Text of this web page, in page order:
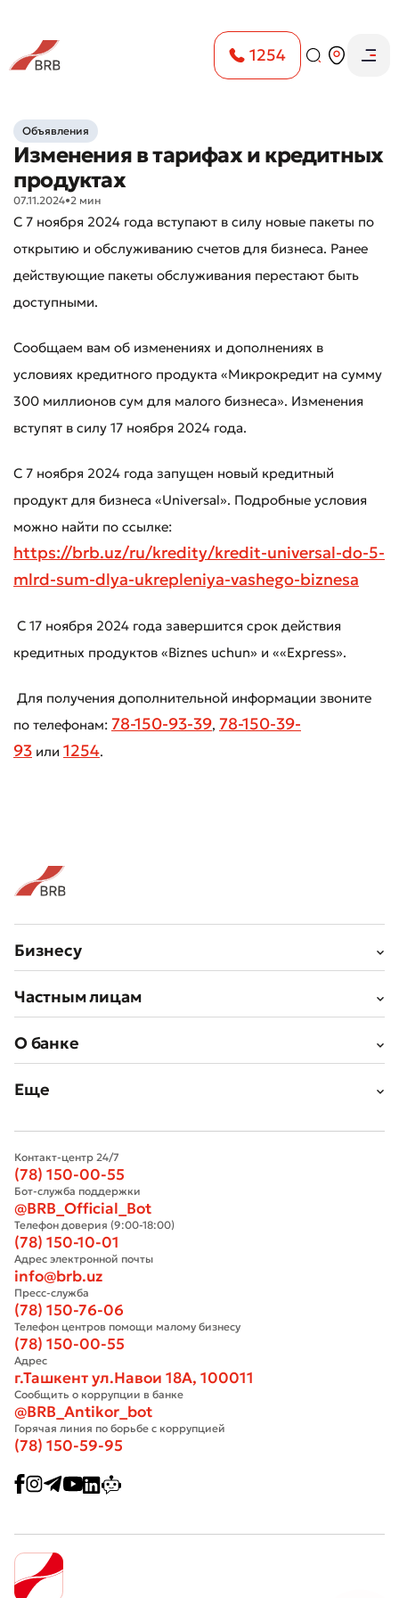
1254
Оцените качество обслуживания
Оставить обращение
* Все поля обязательны для заполнения
Объявления
Изменения в тарифах и кредитных
продуктах
07.11.2024•2 мин
С 7 ноября 2024 года вступают в силу новые пакеты по
открытию и обслуживанию счетов для бизнеса. Ранее
действующие пакеты обслуживания перестают быть
доступными.
Сообщаем вам об изменениях и дополнениях в
условиях кредитного продукта «Микрокредит на сумму
300 миллионов сум для малого бизнеса». Изменения
вступят в силу 17 ноября 2024 года.
С 7 ноября 2024 года запущен новый кредитный
продукт для бизнеса «Universal». Подробные условия
можно найти по ссылке:
https://brb.uz/ru/kredity/kredit-universal-do-5-
mlrd-sum-dlya-ukrepleniya-vashego-biznesa
С 17 ноября 2024 года завершится срок действия
кредитных продуктов «Biznes uchun» и ««Express».
Для получения дополнительной информации звоните
по телефонам: 78-150-93-39, 78-150-39-
93 или 1254.
Бизнесу
Частным лицам
О банке
Еще
Контакт-центр 24/7
(78) 150-00-55
Бот-служба поддержки
@BRB_Official_Bot
Телефон доверия (9:00-18:00)
(78) 150-10-01
Адрес электронной почты
info@brb.uz
Пресс-служба
(78) 150-76-06
Телефон центров помощи малому бизнесу
(78) 150-00-55
Адрес
г.Ташкент ул.Навои 18А, 100011
Сообщить о коррупции в банке
@BRB_Antikor_bot
Горячая линия по борьбе с коррупцией
(78) 150-59-95